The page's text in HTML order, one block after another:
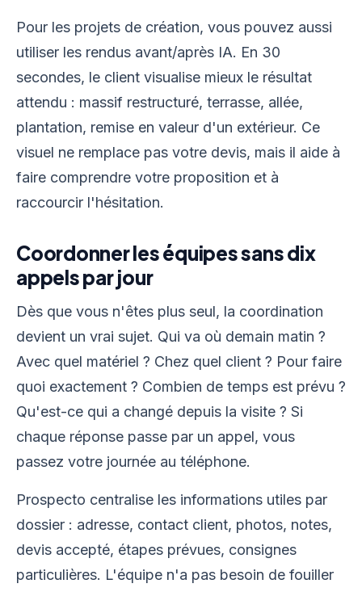
Pour les projets de création, vous pouvez aussi
utiliser les rendus avant/après IA. En 30
secondes, le client visualise mieux le résultat
attendu : massif restructuré, terrasse, allée,
plantation, remise en valeur d'un extérieur. Ce
visuel ne remplace pas votre devis, mais il aide à
faire comprendre votre proposition et à
raccourcir l'hésitation.
Coordonner les équipes sans dix
appels par jour
Dès que vous n'êtes plus seul, la coordination
devient un vrai sujet. Qui va où demain matin ?
Avec quel matériel ? Chez quel client ? Pour faire
quoi exactement ? Combien de temps est prévu ?
Qu'est-ce qui a changé depuis la visite ? Si
chaque réponse passe par un appel, vous
passez votre journée au téléphone.
Prospecto centralise les informations utiles par
dossier : adresse, contact client, photos, notes,
devis accepté, étapes prévues, consignes
particulières. L'équipe n'a pas besoin de fouiller